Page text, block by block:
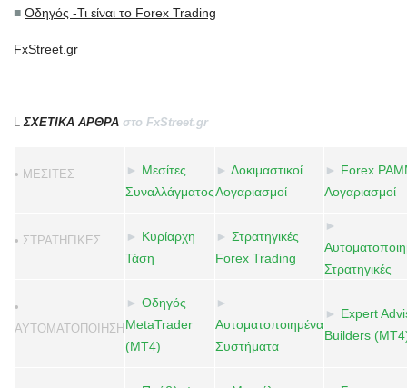
■ Οδηγός -Τι είναι το Forex Trading
FxStreet.gr
L ΣΧΕΤΙΚΑ ΑΡΘΡΑ στο FxStreet.gr
• ΜΕΣΙΤΕΣ ► Μεσίτες
Συναλλάγματος
► Δοκιμαστικοί
Λογαριασμοί
► Forex
Λογαριασμοί
• ΣΤΡΑΤΗΓΙΚΕΣ ► Κυρίαρχη
Τάση
► Στρατηγικές
Forex Trading
►
Στρατηγικές
•
ΑΥΤΟΜΑΤΟΠΟΙΗΣΗ
► Οδηγός
MetaTrader
(MT4)
►
Αυτοματοποιημένα
Συστήματα
► Expert
Builders